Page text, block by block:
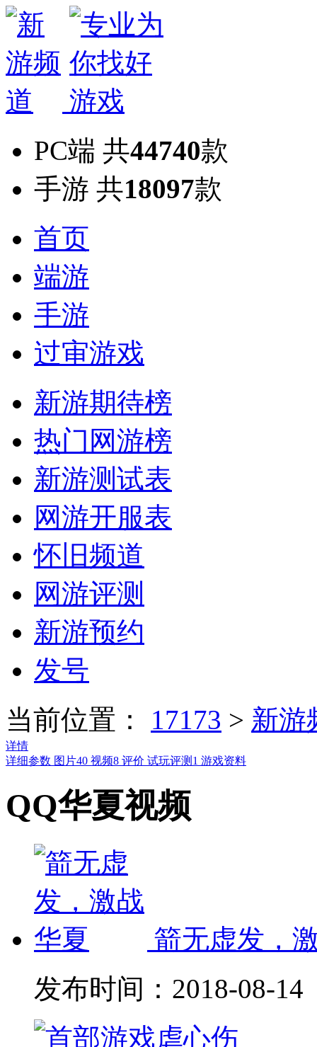
PC端 共44740款
手游 共18097款
首页
端游
手游
过审游戏
新游期待榜
热门网游榜
新游测试表
网游开服表
怀旧频道
网游评测
新游预约
发号
当前位置： 17173 > 新游
详情
详细参数 图片40 视频8 评价 试玩评测 1 游戏资料
QQ华夏视频
箭无虚发，
发布时间： 2018-08-14